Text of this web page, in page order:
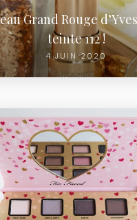
Grand Rouge
teinte 112 !
4 JUIN 2020